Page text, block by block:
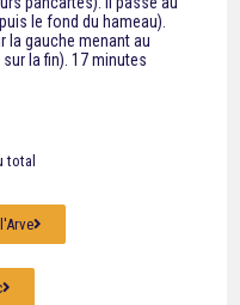
le fond du hameau).
la gauche menant au
la fin). 17 minutes
total